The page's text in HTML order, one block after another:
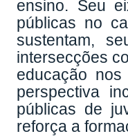
ensino. Seu
públicas no
sustentam,
intersecções
educação
perspectiva
públicas de
reforça a